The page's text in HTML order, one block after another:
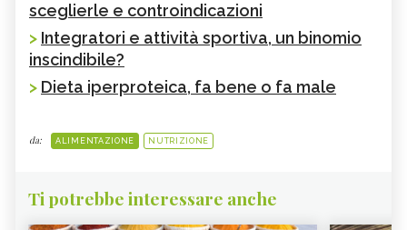
sceglierle e controindicazioni
> Integratori e attività sportiva, un binomio
inscindibile?
> Dieta iperproteica, fa bene o fa male
da: ALIMENTAZIONE NUTRIZIONE
Ti potrebbe interessare anche